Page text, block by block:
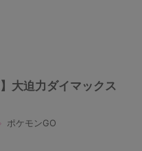
】大迫力ダイマックス
ポケモンGO